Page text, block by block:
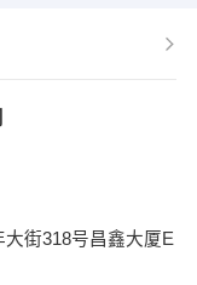
街318号昌鑫大厦E